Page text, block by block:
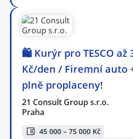
🛍️ Kurýr pro TESCO až
Kč/den / Firemní auto
plně proplaceny!
21 Consult Group s.r.o.
Praha
45 000 – 75 000 Kč